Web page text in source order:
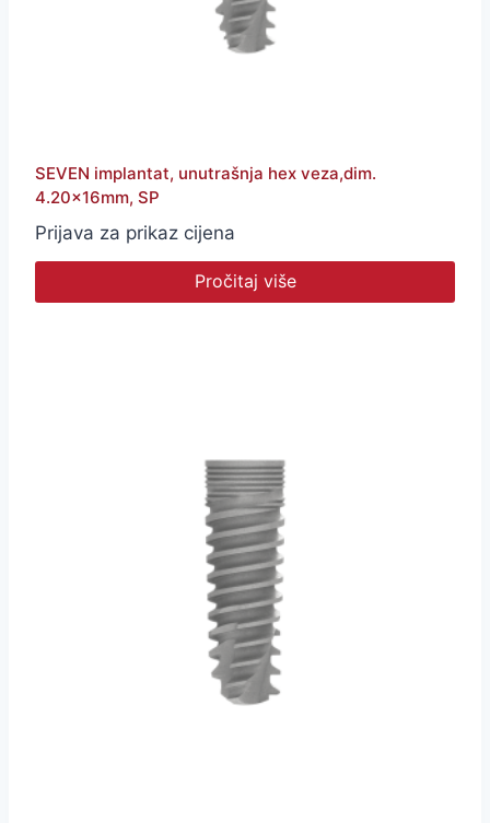
SEVEN implantat, unutrašnja hex veza,dim.
4.20x16mm, SP
Prijava za prikaz cijena
Pročitaj više